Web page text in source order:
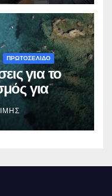
ΠΡΩΤΟΣΕΛΙΔΟ
για το
για
λήγει